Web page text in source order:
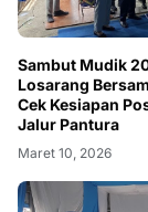
Sambut Mudik
Losarang
Cek Kesiapan
Jalur Pantura
Maret 10, 2026